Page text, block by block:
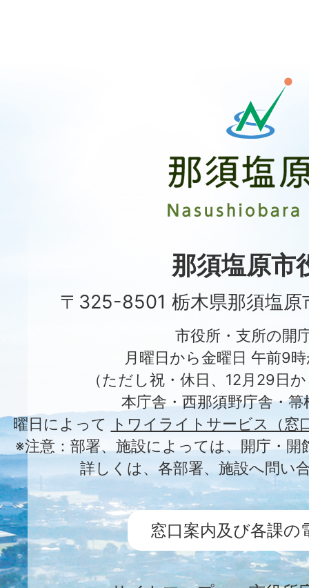
原
市
City
那須塩原市
〒325-8501 栃木県那須塩原
市役所・支所の開
月曜日から金曜日 午前9
（ただし祝・休日、12月29日
本庁舎・西那須野庁舎・
曜日によって
トワイライトサービス（窓
※注意：部署、施設によっては、開庁・
詳しくは、各部署、施設へ問い
窓口案内及び各課の